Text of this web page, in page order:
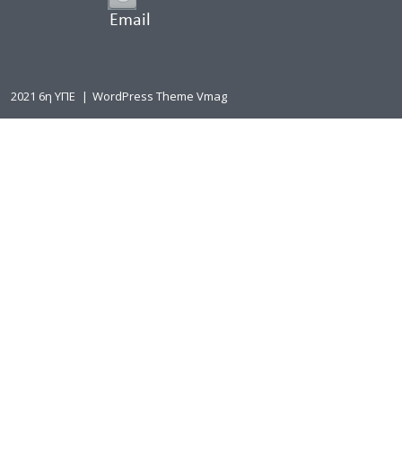
Email
2021 6η ΥΠΕ | WordPress Theme Vmag